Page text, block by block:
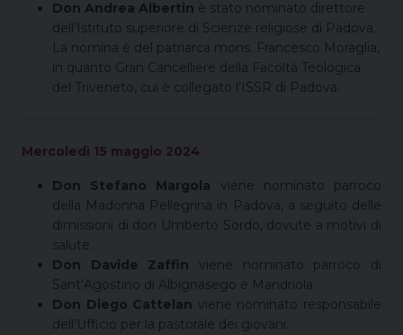
Don Andrea Albertin è stato nominato direttore
dell’Istituto superiore di Scienze religiose di Padova.
La nomina è del patriarca mons. Francesco Moraglia,
in quanto Gran Cancelliere della Facoltà Teologica
del Triveneto, cui è collegato l’ISSR di Padova.
Mercoledì 15 maggio 2024
Don Stefano Margola viene nominato parroco
della Madonna Pellegrina in Padova, a seguito delle
dimissioni di don Umberto Sordo, dovute a motivi di
salute.
Don Davide Zaffin viene nominato parroco di
Sant’Agostino di Albignasego e Mandriola.
Don Diego Cattelan viene nominato responsabile
dell’Ufficio per la pastorale dei giovani.